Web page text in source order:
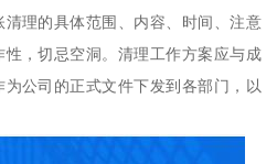
理的具体范围、内容、时间、注意
，切忌空洞。清理工作方案应与成
公司的正式文件下发到各部门，以